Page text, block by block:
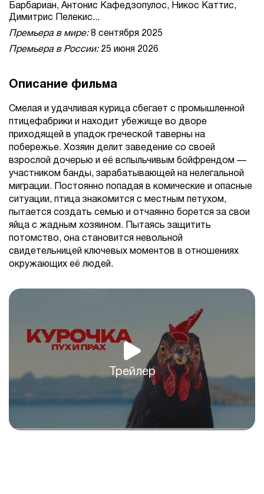
Барбариан, Антонис Кафедзопулос, Никос Каттис,
Димитрис Пелекис...
Премьера в мире:8 сентября 2025
Премьера в России:25 июня 2026
Описание фильма
Смелая и удачливая курица сбегает с промышленной
птицефабрики и находит убежище во дворе
приходящей в упадок греческой таверны на
побережье. Хозяин делит заведение со своей
взрослой дочерью и её вспыльчивым бойфрендом —
участником банды, зарабатывающей на нелегальной
миграции. Постоянно попадая в комические и опасные
ситуации, птица знакомится с местным петухом,
пытается создать семью и отчаянно борется за свои
яйца с жадным хозяином. Пытаясь защитить
потомство, она становится невольной
свидетельницей ключевых моментов в отношениях
окружающих её людей.
Трейлер